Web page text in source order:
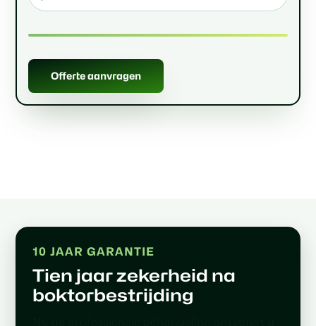
Offerte aanvragen
10 JAAR GARANTIE
Tien jaar zekerheid na
boktorbestrijding